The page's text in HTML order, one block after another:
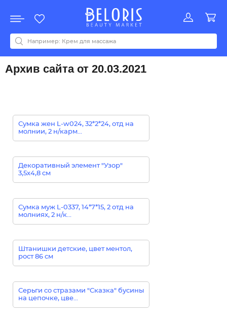
Акции
Все бренды
0-9ABCDEFGHIJKLMNOPQRSTUVWYZАБВДЗИМОКЛНПРСТУФ
Архив сайта от 20.03.2021
Сумка жен L-w024, 32*2*24, отд на
молнии, 2 н/карм...
Декоративный элемент "Узор"
3,5х4,8 см
Сумка муж L-0337, 14*7*15, 2 отд на
молниях, 2 н/к...
Штанишки детские, цвет ментол,
рост 86 см
Серьги со стразами "Сказка" бусины
на цепочке, цве...